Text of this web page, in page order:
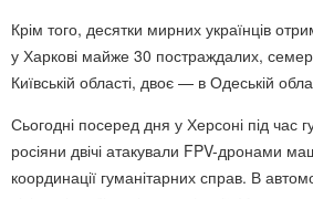
Крім того, десятки мирних українців
у Харкові майже 30 постраждалих,
Київській області, двоє — в Одеській
Сьогодні посеред дня у Херсоні під час
росіяни двічі атакували FPV-дронами
координації гуманітарних справ. В